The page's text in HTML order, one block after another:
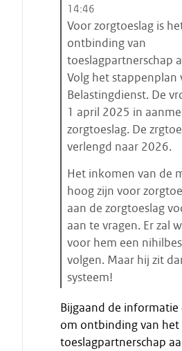
t
a
a
t
s
t
a
n
14:46
Voor zorgtoeslag is
ontbinding van
toeslagpartnerschap
Volg het stappenplan
Belastingdienst. De
1 april 2025 in
zorgtoeslag. De
verlengd naar 2026.
Het inkomen van de
hoog zijn voor
aan de zorgtoeslag
aan te vragen. Er zal
voor hem een
volgen. Maar hij zit
systeem!
i
n
d
Bijgaand de informatie
om ontbinding van het
toeslagpartnerschap